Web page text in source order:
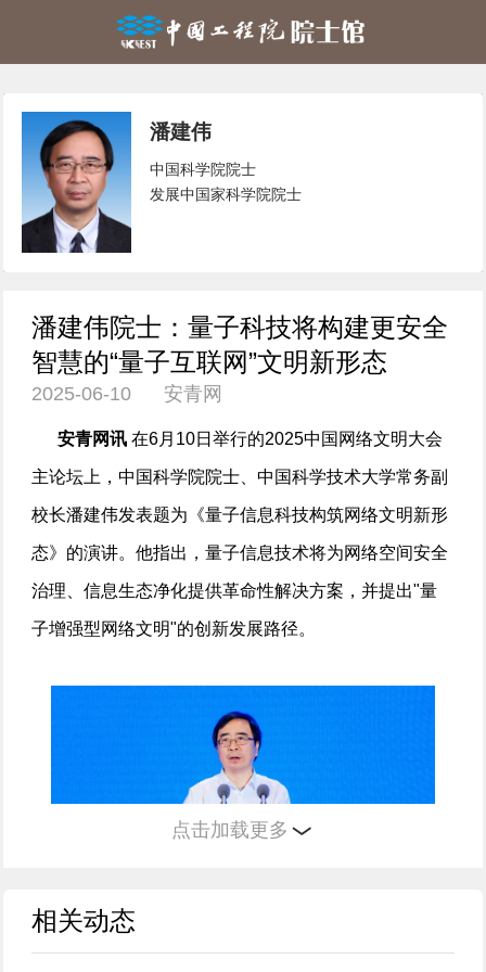
潘建伟
中国科学院院士
发展中国家科学院院士
潘建伟院士：量子科技将构建更安全
智慧的“量子互联网”文明新形态
2025-06-10 安青网
安青网讯 在6月10日举行的2025中国网络文明大会
主论坛上，中国科学院院士、中国科学技术大学常务副
校长潘建伟发表题为《量子信息科技构筑网络文明新形
态》的演讲。他指出，量子信息技术将为网络空间安全
治理、信息生态净化提供革命性解决方案，并提出"量
子增强型网络文明"的创新发展路径。
点击加载更多
相关动态